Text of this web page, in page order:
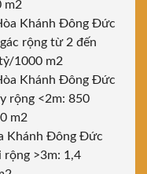
m2
Khánh Đông Đức
rộng từ 2 đến
1000 m2
Khánh Đông Đức
rộng <2m: 850
m2
Khánh Đông Đức
rộng >3m: 1,4